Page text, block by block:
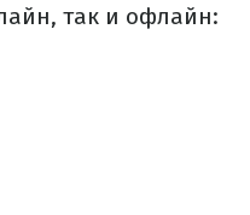
так и офлайн: